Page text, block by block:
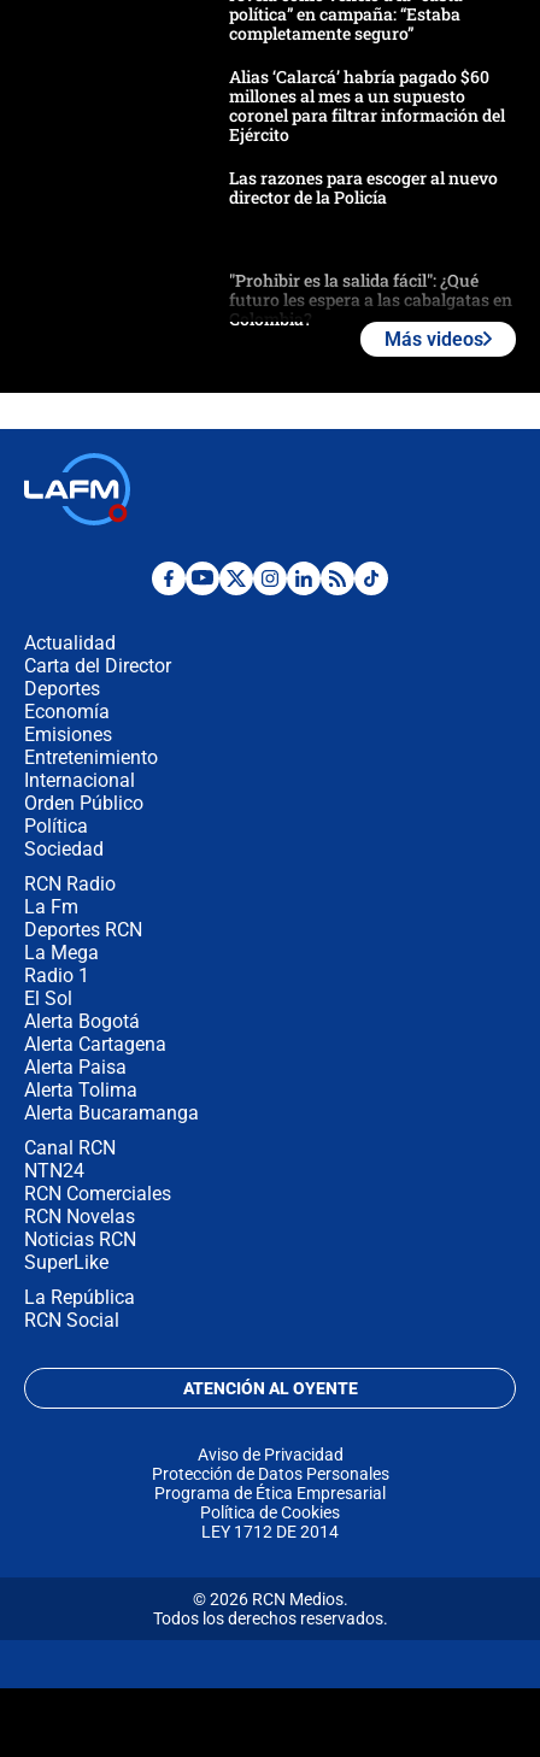
política” en campaña: “Estaba
completamente seguro”
Alias ‘Calarcá’ habría pagado $60
millones al mes a un supuesto
coronel para filtrar información del
Ejército
Las razones para escoger al nuevo
director de la Policía
"Prohibir es la salida fácil": ¿Qué
futuro les espera a las cabalgatas en
Colombia?
uso de la UNDMO ante posibles
Tras su posesión, presidente De la
Más videos
Actualidad
Carta del Director
Deportes
Economía
Emisiones
Entretenimiento
Internacional
Orden Público
Política
Sociedad
RCN Radio
La Fm
Deportes RCN
La Mega
Radio 1
El Sol
Alerta Bogotá
Alerta Cartagena
Alerta Paisa
Alerta Tolima
Alerta Bucaramanga
Canal RCN
NTN24
RCN Comerciales
RCN Novelas
Noticias RCN
SuperLike
La República
RCN Social
ATENCIÓN AL OYENTE
Aviso de Privacidad
Protección de Datos Personales
Programa de Ética Empresarial
Política de Cookies
LEY 1712 DE 2014
© 2026 RCN Medios.
Todos los derechos reservados.